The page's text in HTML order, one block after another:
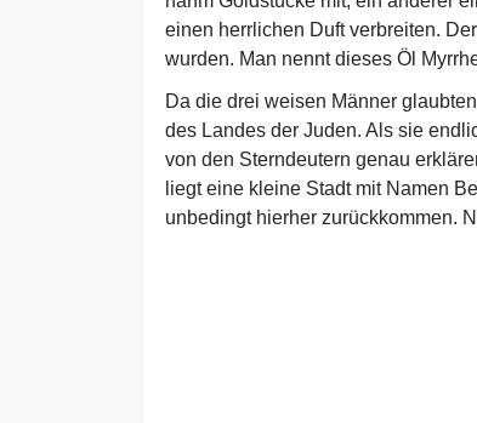
einen herrlichen Duft verbreiten.
wurden. Man nennt dieses Öl
Da die drei weisen Männer
des Landes der Juden. Als sie
von den Sterndeutern genau
liegt eine kleine Stadt mit Namen
unbedingt hierher zurückkommen.